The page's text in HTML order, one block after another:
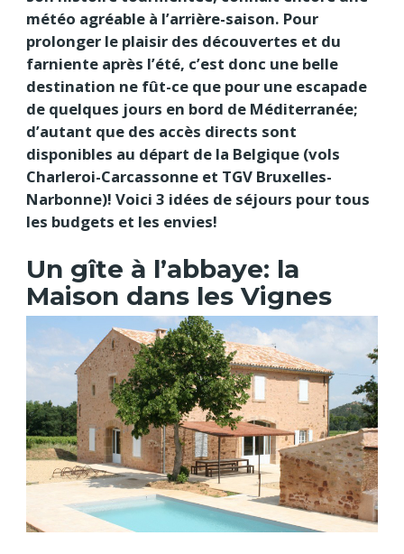
météo agréable à l’arrière-saison. Pour
prolonger le plaisir des découvertes et du
farniente après l’été, c’est donc une belle
destination ne fût-ce que pour une escapade
de quelques jours en bord de Méditerranée;
d’autant que des accès directs sont
disponibles au départ de la Belgique (vols
Charleroi-Carcassonne et TGV Bruxelles-
Narbonne)! Voici 3 idées de séjours pour tous
les budgets et les envies!
Un gîte à l’abbaye: la
Maison dans les Vignes